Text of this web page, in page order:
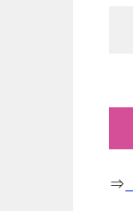
⇒